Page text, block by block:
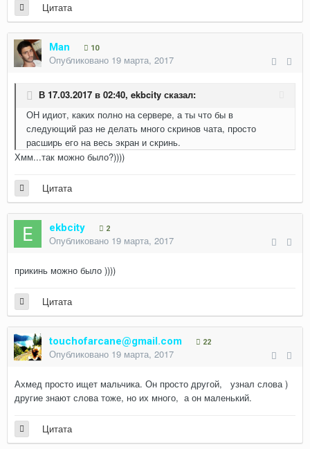
Цитата
Man 10
Опубликовано 19 марта, 2017
В 17.03.2017 в 02:40, ekbcity сказал:
ОН идиот, каких полно на сервере, а ты что бы в
следующий раз не делать много скринов чата, просто
расширь его на весь экран и скринь.
Хмм...так можно было?))))
Цитата
ekbcity 2
Опубликовано 19 марта, 2017
прикинь можно было ))))
Цитата
touchofarcane@gmail.com 22
Опубликовано 19 марта, 2017
Ахмед просто ищет мальчика. Он просто другой, узнал слова )
другие знают слова тоже, но их много, а он маленький.
Цитата